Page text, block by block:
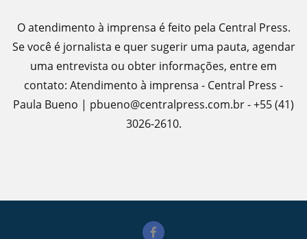
O atendimento à imprensa é feito pela Central Press.
Se você é jornalista e quer sugerir uma pauta, agendar
uma entrevista ou obter informações, entre em
contato: Atendimento à imprensa - Central Press -
Paula Bueno | pbueno@centralpress.com.br - +55 (41)
3026-2610.